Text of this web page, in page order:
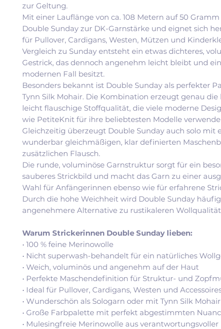
zur Geltung.
Mit einer Lauflänge von ca. 108 Metern auf 50
Double Sunday zur DK-Garnstärke und eignet sich
für Pullover, Cardigans, Westen, Mützen und
Vergleich zu Sunday entsteht ein etwas dichteres,
Gestrick, das dennoch angenehm leicht bleibt und
modernen Fall besitzt.
Besonders bekannt ist Double Sunday als perfekter
Tynn Silk Mohair. Die Kombination erzeugt genau die
leicht flauschige Stoffqualität, die viele moderne
wie PetiteKnit für ihre beliebtesten Modelle
Gleichzeitig überzeugt Double Sunday auch solo mit
wunderbar gleichmäßigen, klar definierten
zusätzlichen Flausch.
Die runde, voluminöse Garnstruktur sorgt für ein
sauberes Strickbild und macht das Garn zu einer
Wahl für Anfängerinnen ebenso wie für erfahrene
Durch die hohe Weichheit wird Double Sunday
angenehmere Alternative zu rustikaleren
Warum Strickerinnen Double Sunday lieben:
• 100 % feine Merinowolle
• Nicht superwash-behandelt für ein natürliches
• Weich, voluminös und angenehm auf der Haut
• Perfekte Maschendefinition für Struktur- und
• Ideal für Pullover, Cardigans, Westen und
• Wunderschön als Sologarn oder mit Tynn Silk
• Große Farbpalette mit perfekt abgestimmten
• Mulesingfreie Merinowolle aus